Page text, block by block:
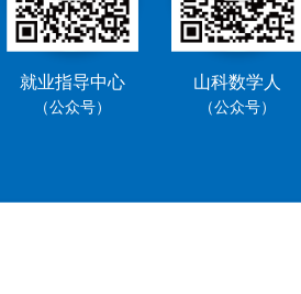
就业指导中心
（公众号）
山科数学人
（公众号）